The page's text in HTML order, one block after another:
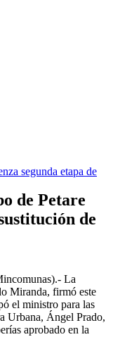
segunda etapa de
de Petare
de
La
Miranda, firmó este
el ministro para las
Urbana, Ángel Prado,
aprobado en la